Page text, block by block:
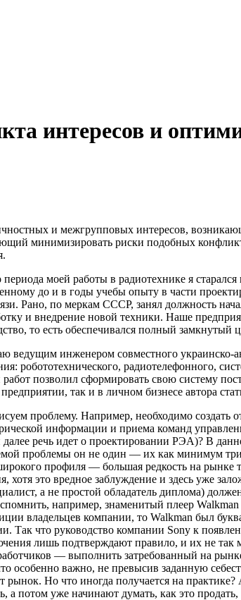
интересов и
и межгрупповых интересов,
минимизировать риски подобных
моей работы в радиотехнике я
до и в годы учебы опыту в части
Рано, по меркам СССР, занял должность
и внедрение новой техники. Наше
то есть обеспечивался полный замкнутый
ведущим инженером совместного украинско-
робототехнического, радиотелефонного,
позволил сформировать свою систему
так и в личном бизнесе автора
проблему. Например, необходимо
информации и приема команд
далее речь идет о проектировании РЭА)? В
проблемы он не один — их как минимум
профиля — большая редкость на рынке
хотя это вредное заблуждение и здесь уже
а не простой обладатель диплома)
например, знаменитый плеер
владельцев компании, то Walkman был
Так что руководство компании Sony к
лишь подтверждают правило, и их не так
— выполнить затребованный на
особенно важно, не превысив заданную
рынок. Но что иногда получается на
а потом уже начинают думать, как это